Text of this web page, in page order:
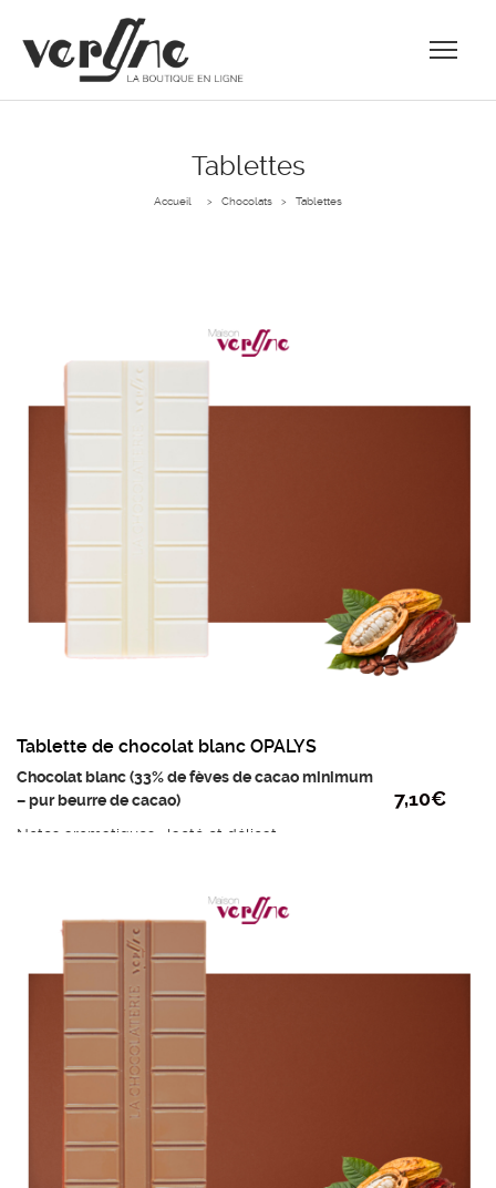
Tablettes
Accueil > Chocolats > Tablettes
Tablette de chocolat blanc OPALYS
Chocolat blanc (33% de fèves de cacao minimum
– pur beurre de cacao)
Notes aromatiques : lacté et délicat
poudre, sucre, émulsifiant: lécithine de tournesol,
extrait naturel de vanille
poids mini : 95g
Prix au kilo : 74,75€
7,10€